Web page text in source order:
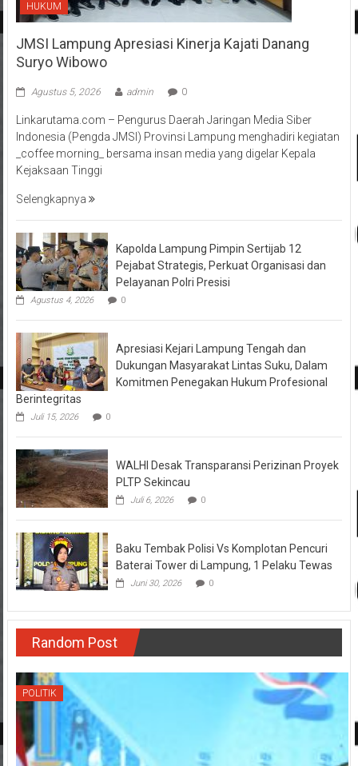
HUKUM
JMSI Lampung Apresiasi Kinerja Kajati Danang
Suryo Wibowo
Agustus 5, 2026 admin 0
Linkarutama.com – Pengurus Daerah Jaringan Media Siber
Indonesia (Pengda JMSI) Provinsi Lampung menghadiri kegiatan
_coffee morning_ bersama insan media yang digelar Kepala
Kejaksaan Tinggi
Selengkapnya
Kapolda Lampung Pimpin Sertijab 12
Pejabat Strategis, Perkuat Organisasi dan
Pelayanan Polri Presisi
Agustus 4, 2026 0
Apresiasi Kejari Lampung Tengah dan
Dukungan Masyarakat Lintas Suku, Dalam
Komitmen Penegakan Hukum Profesional
Berintegritas
Juli 15, 2026 0
WALHI Desak Transparansi Perizinan Proyek
PLTP Sekincau
Juli 6, 2026 0
Baku Tembak Polisi Vs Komplotan Pencuri
Baterai Tower di Lampung, 1 Pelaku Tewas
Juni 30, 2026 0
Random Post
POLITIK